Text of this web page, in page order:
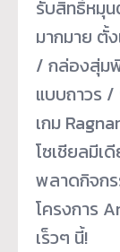
รับสิทธิ์หมุน
มากมาย ตั้
/ กล่องสุ่ม
แบบถาวร
เกม
โซเชียลมีเ
พลาดกิจกร
โครงการ
เร็วๆ นี้!